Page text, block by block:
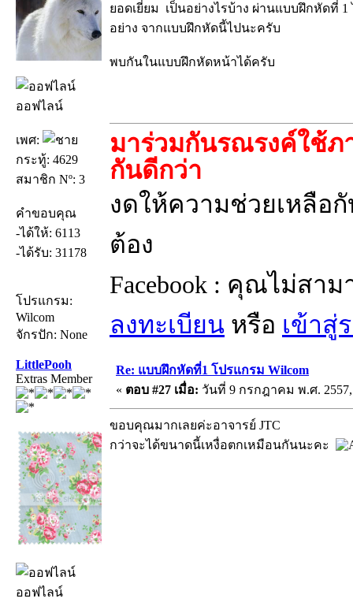
ออฟไลน์
เพศ:
กระทู้: 4629
สมาชิก Nº: 3
คำขอบคุณ
-ได้ให้: 6113
-ได้รับ: 31178
โปรแกรม:
Wilcom
จักรปัก: None
ยอดเยี่ยม เป็นอย่างไรบ้าง ผ่านแบบฝึกหัดที่
อย่าง จากแบบฝึกหัดนี้ไปนะครับ
พบกันในแบบฝึกหัดหน้าได้ครับ
มาร่วมกันรณรงค์ใช้ภ
กันดีกว่า
งดให้ความช่วยเหลือ
ต้อง
Facebook : คุณไม่สา
ลงทะเบียน หรือ เข้าสู่
LittlePooh
Extras Member
ออฟไลน์
Re: แบบฝึกหัดที่1 โปรแกรม Wilcom
« ตอบ #27 เมื่อ: วันที่ 9 กรกฎาคม พ.ศ. 2557,
ขอบคุณมากเลยค่ะอาจารย์ JTC
กว่าจะได้ขนาดนี้เหงื่อตกเหมือนกันนะคะ